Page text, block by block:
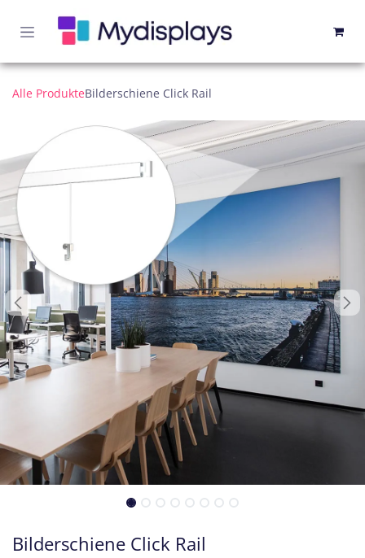
Alle ProdukteBilderschiene Click Rail
Bilderschiene Click Rail